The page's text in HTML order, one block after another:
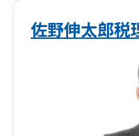
佐野伸太郎税